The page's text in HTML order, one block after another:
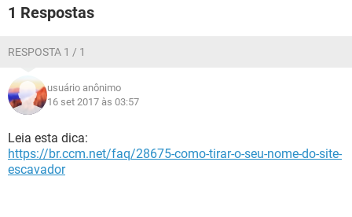
1 Respostas
RESPOSTA 1 / 1
usuário anônimo
16 set 2017 às 03:57
Leia esta dica:
https://br.ccm.net/faq/28675-como-tirar-o-seu-nome-do-site-
escavador